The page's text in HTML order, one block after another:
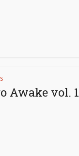
Awake vol. 1